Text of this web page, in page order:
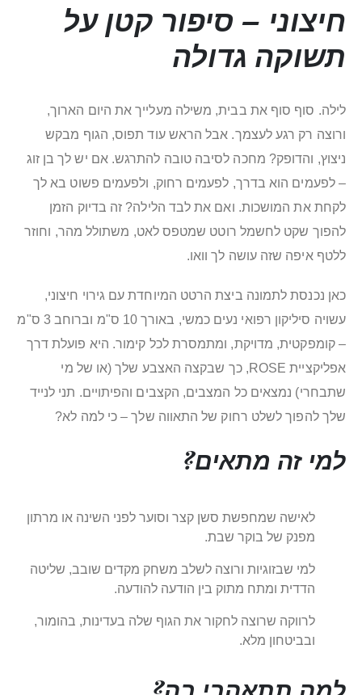
חיצוני – סיפור קטן על
תשוקה גדולה
לילה. סוף סוף את בבית, משילה מעלייך את היום הארוך,
ורוצה רק רגע לעצמך. אבל הראש עוד תפוס, הגוף מבקש
ניצוץ, והדופק? מחכה לסיבה טובה להתרגש. אם יש לך בן זוג
– לפעמים הוא בדרך, לפעמים רחוק, ולפעמים פשוט בא לך
לקחת את המושכות. ואם את לבד הלילה? זה בדיוק הזמן
להפוך שקט לחשמל רוטט שמטפס לאט, משתולל מהר, וחוזר
ללטף איפה שזה עושה לך וואו.
כאן נכנסת לתמונה ביצת הרטט המיוחדת עם גירוי חיצוני,
עשויה סיליקון רפואי נעים כמשי, באורך 10 ס"מ וברוחב 3 ס"מ
– קומפקטית, מדויקת, ומתמסרת לכל קימור. היא פועלת דרך
אפליקציית ROSE, כך שבקצה האצבע שלך (או של מי
שתבחרי) נמצאים כל המצבים, הקצבים והפיתויים. תני לנייד
שלך להפוך לשלט רחוק של התאווה שלך – כי למה לא?
למי זה מתאים?
לאישה שמחפשת סשן קצר וסוער לפני השינה או מרתון
מפנק של בוקר שבת.
למי שבזוגיות ורוצה לשלב משחק מקדים שובב, שליטה
הדדית ומתח מתוק בין הודעה להודעה.
לרווקה שרוצה לחקור את הגוף שלה בעדינות, בהומור,
ובביטחון מלא.